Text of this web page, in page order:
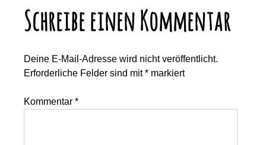
Schreibe einen Kommentar
Deine E-Mail-Adresse wird nicht veröffentlicht.
Erforderliche Felder sind mit* markiert
Kommentar*